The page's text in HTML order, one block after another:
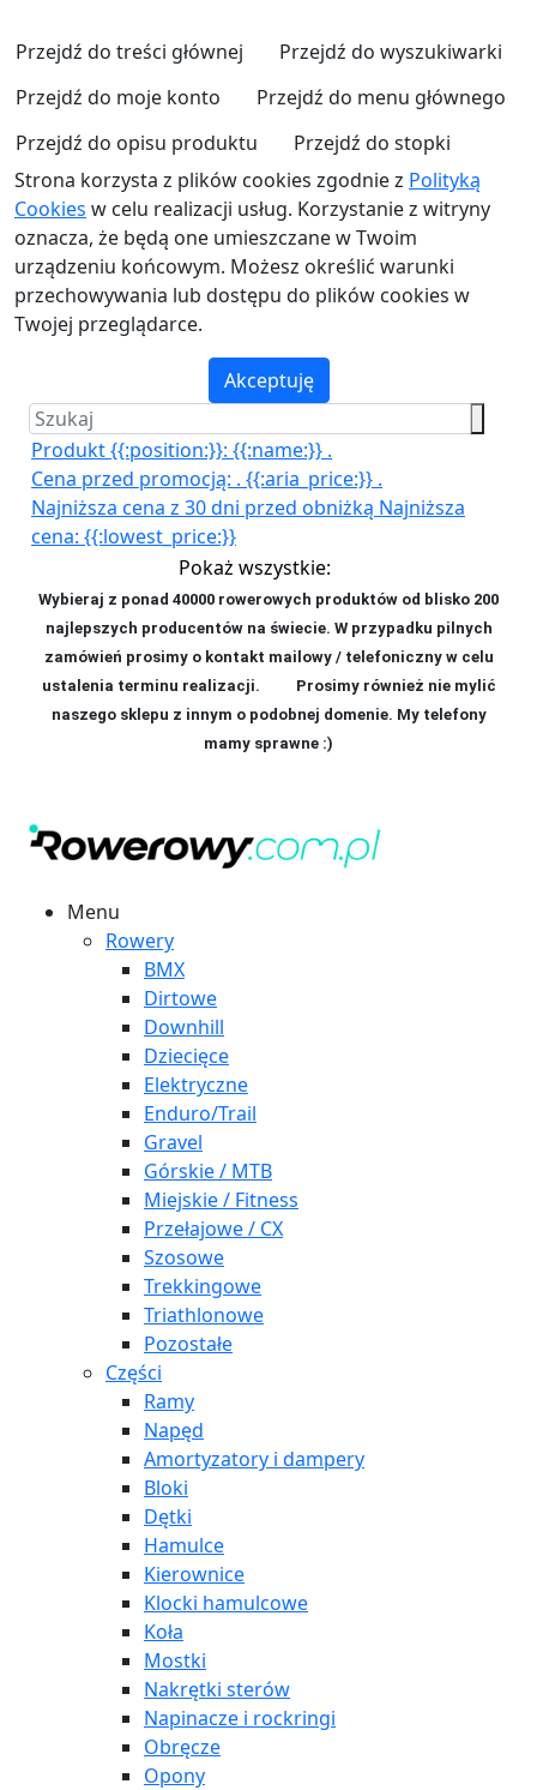
Przejdź do treści głównej
Przejdź do wyszukiwarki
Przejdź do moje konto
Przejdź do menu głównego
Przejdź do opisu produktu
Przejdź do stopki
Strona korzysta z plików cookies zgodnie z Polityką
Cookies w celu realizacji usług. Korzystanie z witryny
oznacza, że będą one umieszczane w Twoim
urządzeniu końcowym. Możesz określić warunki
przechowywania lub dostępu do plików cookies w
Twojej przeglądarce.
Akceptuję
Produkt {{:position:}}: {{:name:}} .
Cena przed promocją: . {{:aria_price:}} .
Najniższa cena z 30 dni przed obniżką Najniższa
cena: {{:lowest_price:}}
Pokaż wszystkie:
Wybieraj z ponad 40000 rowerowych produktów od blisko 200
najlepszych producentów na świecie. W przypadku pilnych
zamówień prosimy o kontakt mailowy / telefoniczny w celu
ustalenia terminu realizacji. Prosimy również nie mylić
naszego sklepu z innym o podobnej domenie. My telefony
mamy sprawne :)
Menu
Rowery
BMX
Dirtowe
Downhill
Dziecięce
Elektryczne
Enduro/Trail
Gravel
Górskie / MTB
Miejskie / Fitness
Przełajowe / CX
Szosowe
Trekkingowe
Triathlonowe
Pozostałe
Części
Ramy
Napęd
Amortyzatory i dampery
Bloki
Dętki
Hamulce
Kierownice
Klocki hamulcowe
Koła
Mostki
Nakrętki sterów
Napinacze i rockringi
Obręcze
Opony